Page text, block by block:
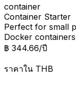
container
Container Starter
Perfect for small
Docker
฿ 344.66/ปี
ราคาใน THB